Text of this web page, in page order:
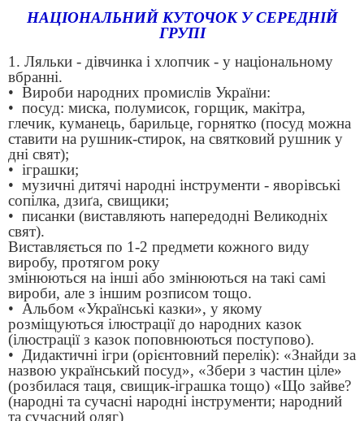
НАЦІОНАЛЬНИЙ КУТОЧОК У СЕРЕДНІЙ
ГРУПІ
1. Ляльки - дівчинка і хлопчик - у національному
вбранні.
• Вироби народних промислів України:
• посуд: миска, полумисок, горщик, макітра,
глечик, куманець, барильце, горнятко (посуд можна
ставити на рушник-стирок, на святковий рушник у
дні свят);
• іграшки;
• музичні дитячі народні інструменти - яворівські
сопілка, дзиґа, свищики;
• писанки (виставляють напередодні Великодніх
свят).
Виставляється по 1-2 предмети кожного виду
виробу, протягом року
змінюються на інші або змінюються на такі самі
вироби, але з іншим розписом тощо.
• Альбом «Українські казки», у якому
розміщуються ілюстрації до народних казок
(ілюстрації з казок поповнюються поступово).
• Дидактичні ігри (орієнтовний перелік): «Знайди за
назвою український посуд», «Збери з частин ціле»
(розбилася таця, свищик-іграшка тощо) «Що зайве?
(народні та сучасні народні інструменти; народний
та сучасний одяг)